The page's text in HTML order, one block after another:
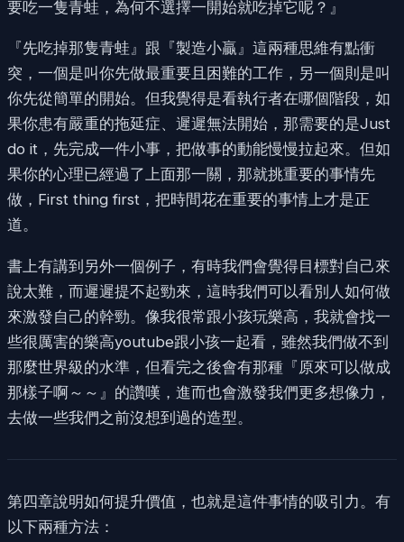
要吃一隻青蛙，為何不選擇一開始就吃掉它呢？』
『先吃掉那隻青蛙』跟『製造小贏』這兩種思維有點衝
突，一個是叫你先做最重要且困難的工作，另一個則是叫
你先從簡單的開始。但我覺得是看執行者在哪個階段，如
果你患有嚴重的拖延症、遲遲無法開始，那需要的是Just
do it，先完成一件小事，把做事的動能慢慢拉起來。但如
果你的心理已經過了上面那一關，那就挑重要的事情先
做，First thing first，把時間花在重要的事情上才是正
道。
書上有講到另外一個例子，有時我們會覺得目標對自己來
說太難，而遲遲提不起勁來，這時我們可以看別人如何做
來激發自己的幹勁。像我很常跟小孩玩樂高，我就會找一
些很厲害的樂高youtube跟小孩一起看，雖然我們做不到
那麼世界級的水準，但看完之後會有那種『原來可以做成
那樣子啊～～』的讚嘆，進而也會激發我們更多想像力，
去做一些我們之前沒想到過的造型。
第四章說明如何提升價值，也就是這件事情的吸引力。有
以下兩種方法：